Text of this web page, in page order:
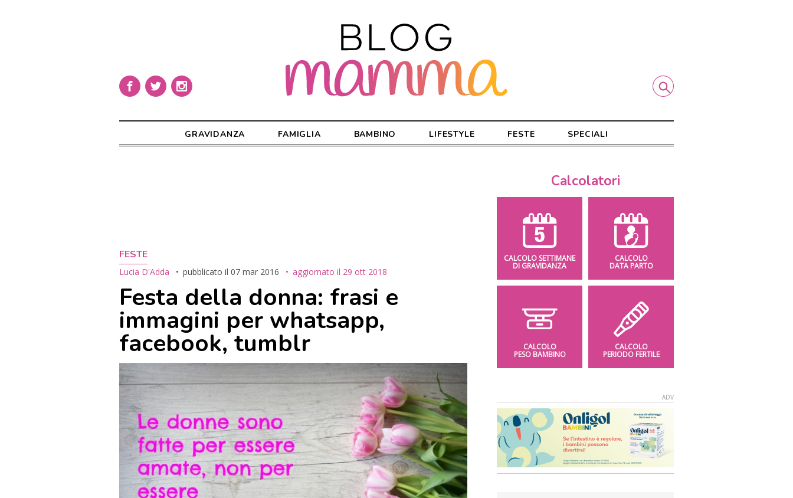
GRAVIDANZA FAMIGLIA BAMBINO LIFESTYLE FESTE SPECIALI
FESTE
Lucia D'Adda pubblicato il 07 mar 2016 aggiornato il 29 ott 2018
Festa della donna: frasi e
immagini per whatsapp,
facebook, tumblr
Calcolatori
CALCOLO SETTIMANE
DI GRAVIDANZA
CALCOLO
DATA PARTO
CALCOLO
PESO BAMBINO
CALCOLO
PERIODO FERTILE